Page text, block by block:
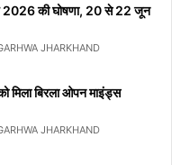
2026 की घोषणा, 20 से 22 जून
JHARKHAND
मिला बिरला ओपन माइंड्स
JHARKHAND